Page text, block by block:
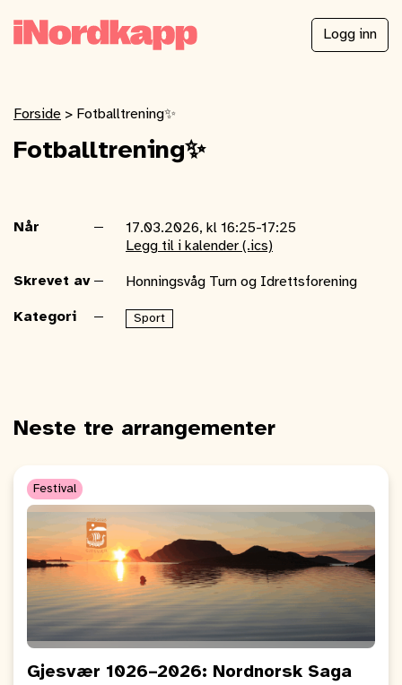
Logg inn
Forside > Fotballtrening✨
Fotballtrening✨
Når
17.03.2026, kl 16:25-17:25
Legg til i kalender (.ics)
Skrevet av Honningsvåg Turn og Idrettsforening
Kategori Sport
Neste tre arrangementer
Festival
Gjesvær 1026–2026: Nordnorsk Saga